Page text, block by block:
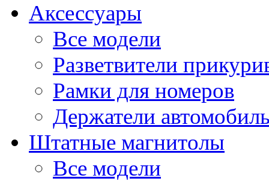
Аксессуары
Все модели
Разветвители
Рамки для номеров
Держатели
Штатные магнитолы
Все модели